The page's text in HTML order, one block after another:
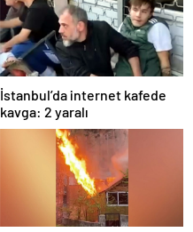
İstanbul’da internet kafede
kavga: 2 yaralı